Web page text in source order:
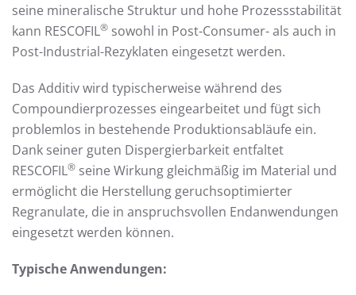
seine mineralische Struktur und hohe Prozessstabilität
kann RESCOFIL® sowohl in Post-Consumer- als auch in
Post-Industrial-Rezyklaten eingesetzt werden.
Das Additiv wird typischerweise während des
Compoundierprozesses eingearbeitet und fügt sich
problemlos in bestehende Produktionsabläufe ein.
Dank seiner guten Dispergierbarkeit entfaltet
RESCOFIL® seine Wirkung gleichmäßig im Material und
ermöglicht die Herstellung geruchsoptimierter
Regranulate, die in anspruchsvollen Endanwendungen
eingesetzt werden können.
Typische Anwendungen: